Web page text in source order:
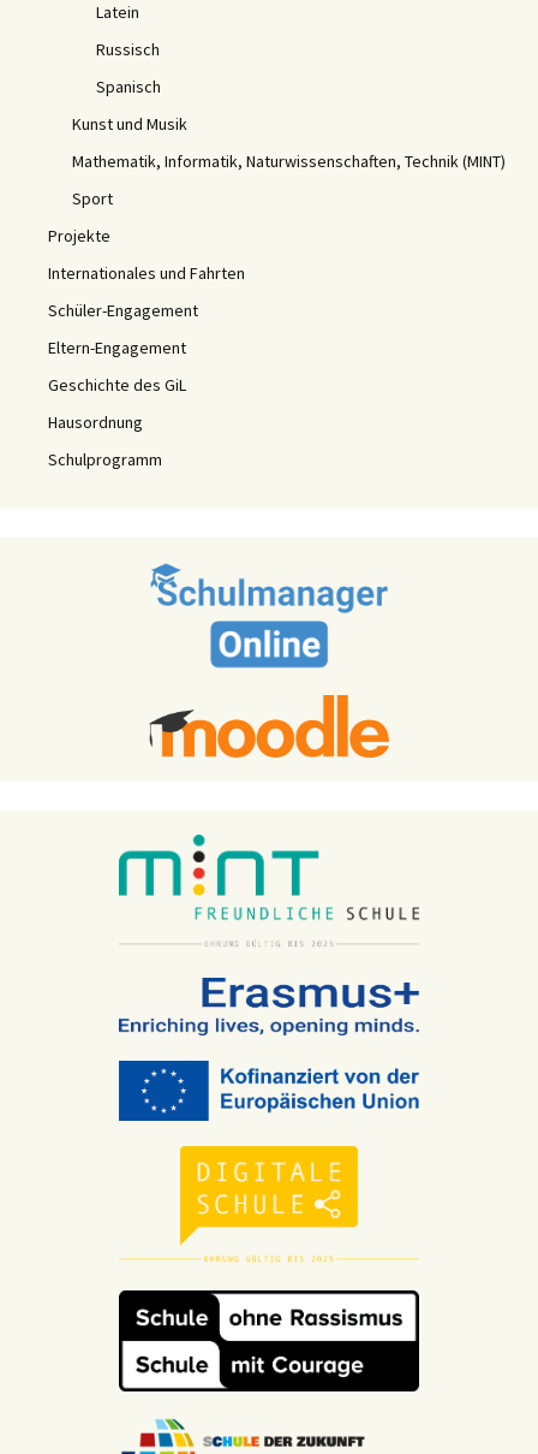
Latein
Russisch
Spanisch
Kunst und Musik
Mathematik, Informatik, Naturwissenschaften, Technik (MINT)
Sport
Projekte
Internationales und Fahrten
Schüler-Engagement
Eltern-Engagement
Geschichte des GiL
Hausordnung
Schulprogramm